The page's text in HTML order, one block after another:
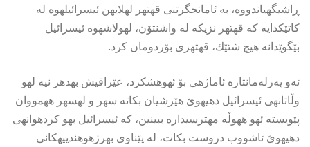
ڕاشیگهیاندووە، به ئامانجگرتنی قهتهر لهلایهن ئیسرائیلهوه له
كاتێكدایه كه قهتهر نزیكه له واشنتۆن، لهولاشهوه ئیسرائیل
بێگوێدانه هیچ شتێك، قهتهری بۆردومان كرد.
ئەو پەرلەمانتارە ئاماژهی بۆ ئهوهشكرد، عێراقیش بهدهر نیه لهو
وڵاتانهی ئیسرائیل دهیهوێ هێرشیان بكاته سهر و لهسهر ههمووان
پێویسته ئهو ههوڵه مهترسیداره ببینین، كه ئیسرائیل بهو كردهوانهی
دهیهوێ ئاشووب دروست بكات، له پێناوی بهرژهوهندییهكانی